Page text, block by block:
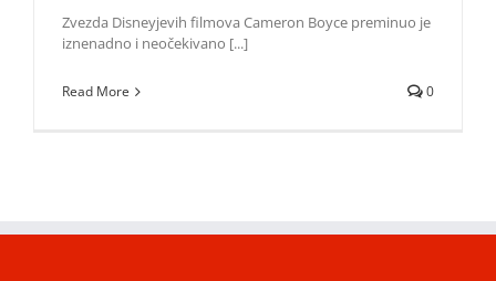
Zvezda Disneyjevih filmova Cameron Boyce preminuo je
iznenadno i neočekivano [...]
Read More 0